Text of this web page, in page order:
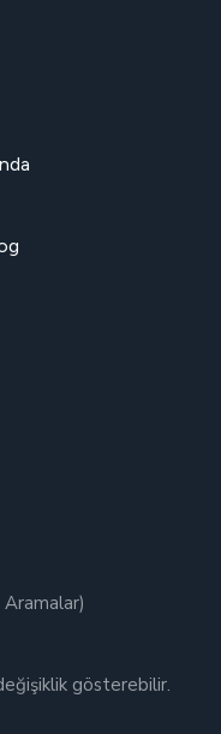
gösterebilir.